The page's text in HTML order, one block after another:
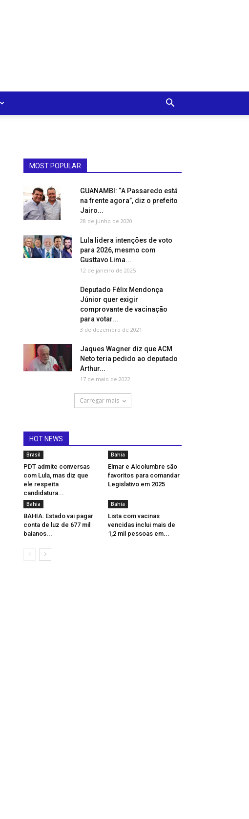
MOST POPULAR
GUANAMBI: “A Passaredo está
na frente agora”, diz o prefeito
Jairo...
28 de junho de 2020
Lula lidera intenções de voto
para 2026, mesmo com
Gusttavo Lima...
12 de janeiro de 2025
Deputado Félix Mendonça
Júnior quer exigir
comprovante de vacinação
para votar...
3 de dezembro de 2021
Jaques Wagner diz que ACM
Neto teria pedido ao deputado
Arthur...
17 de maio de 2022
Carregar mais
HOT NEWS
Brasil
PDT admite conversas
com Lula, mas diz que
ele respeita
candidatura...
Bahia
Elmar e Alcolumbre são
favoritos para comandar
Legislativo em 2025
Bahia
BAHIA: Estado vai pagar
conta de luz de 677 mil
baianos...
Bahia
Lista com vacinas
vencidas inclui mais de
1,2 mil pessoas em...